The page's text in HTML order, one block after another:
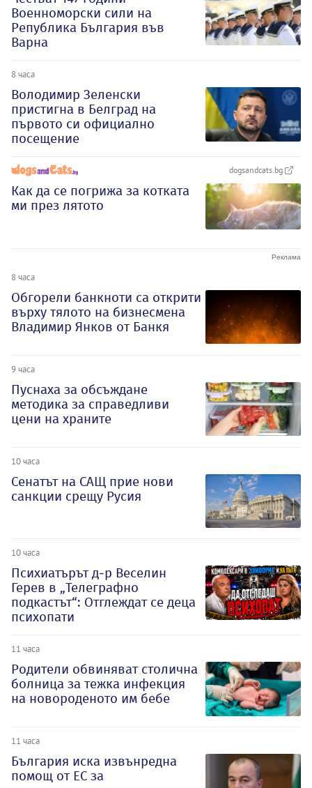
Военноморски сили на
Република България във
Варна
8 часа
Володимир Зеленски
пристигна в Белград на
първото си официално
посещение
dogsandcats.bg
Как да се погрижа за котката
ми през лятото
8 часа
Обгорели банкноти са открити
върху тялото на бизнесмена
Владимир Янков от Банкя
9 часа
Пуснаха за обсъждане
методика за справедливи
цени на храните
10 часа
Сенатът на САЩ прие нови
санкции срещу Русия
10 часа
Психиатърът д-р Веселин
Герев в „Телеграфно
подкастът“: Отглеждат се деца
психопати
11 часа
Родители обвиняват столична
болница за тежка инфекция
на новороденото им бебе
11 часа
България иска извънредна
помощ от ЕС за